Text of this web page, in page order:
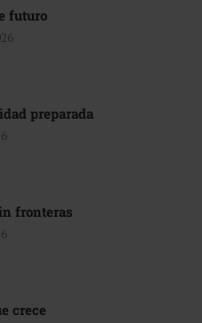
futuro
preparada
fronteras
crece